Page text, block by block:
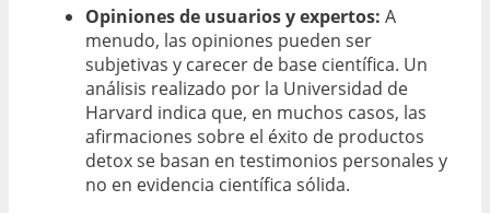
Opiniones de usuarios y expertos: A
menudo, las opiniones pueden ser
subjetivas y carecer de base científica. Un
análisis realizado por la Universidad de
Harvard indica que, en muchos casos, las
afirmaciones sobre el éxito de productos
detox se basan en testimonios personales y
no en evidencia científica sólida.